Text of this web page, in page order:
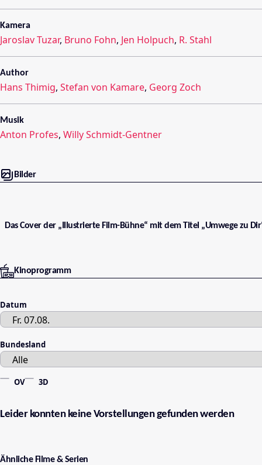
Kamera
Jaroslav Tuzar, Bruno Fohn, Jen Holpuch, R. Stahl
Author
Hans Thimig, Stefan von Kamare, Georg Zoch
Musik
Anton Profes, Willy Schmidt-Gentner
Bilder
Das Cover der „Illustrierte Film-Bühne“ mit dem Titel „Umwege zu
Kinoprogramm
Datum
Bundesland
OV 3D
Leider konnten keine Vorstellungen gefunden werden
Ähnliche Filme & Serien